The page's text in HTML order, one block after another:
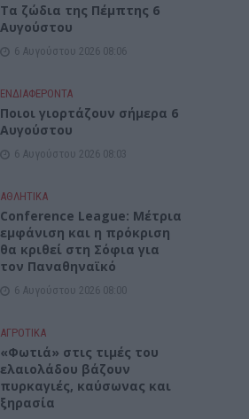
Tα ζώδια της Πέμπτης 6
Αυγούστου
6 Αυγούστου 2026 08:06
ΕΝΔΙΑΦΕΡΟΝΤΑ
Ποιοι γιορτάζουν σήμερα 6
Αυγούστου
6 Αυγούστου 2026 08:03
ΑΘΛΗΤΙΚΑ
Conference League: Μέτρια
εμφάνιση και η πρόκριση
θα κριθεί στη Σόφια για
τον Παναθηναϊκό
6 Αυγούστου 2026 08:00
ΑΓΡΟΤΙΚΑ
«Φωτιά» στις τιμές του
ελαιολάδου βάζουν
πυρκαγιές, καύσωνας και
ξηρασία